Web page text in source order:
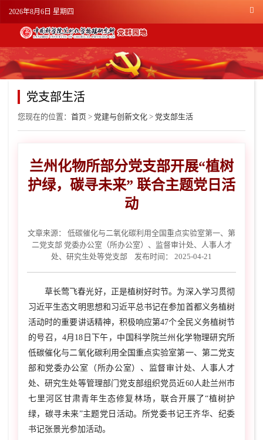
2026年8月6日 星期四
党支部生活
您现在的位置： 首页 > 党建与创新文化 > 党支部生活
兰州化物所部分党支部开展“植树
护绿，碳寻未来” 联合主题党日活
动
文章来源：
低碳催化与二氧化碳利用全国重点实验室第一、第
二党支部 党委办公室（所办公室）、监督审计处、人事人才
处、研究生处等党支部
发布时间： 2025-04-21
草长莺飞春光好，正是植树好时节。为深入学习贯彻
习近平生态文明思想和习近平总书记在参加首都义务植树
活动时的重要讲话精神，积极响应第47个全民义务植树节
的号召， 4月 18 日下午，中国科学院兰州化学物理研究所
低碳催化与二氧化碳利用全国重点实验室第一、第二党支
部和党委办公室（所办公室）、监督审计处、人事人才
处、研究生处等管理部门党支部组织党员近60人赴兰州市
七里河区甘肃青年生态修复林场，联合开展了“植树护
绿，碳寻未来”主题党日活动。所党委书记王齐华、纪委
书记张景光参加活动。